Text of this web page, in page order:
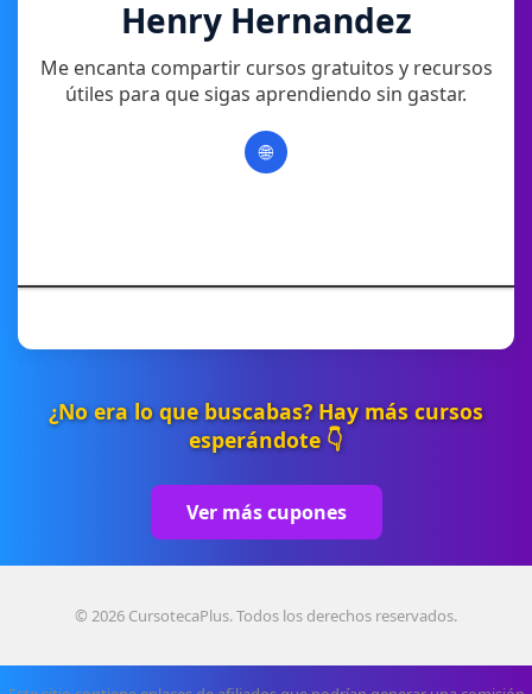
Henry Hernandez
Me encanta compartir cursos gratuitos y recursos
útiles para que sigas aprendiendo sin gastar.
🌐
¿No era lo que buscabas? Hay más cursos
esperándote 👇
Ver más cupones
© 2026 CursotecaPlus. Todos los derechos reservados.